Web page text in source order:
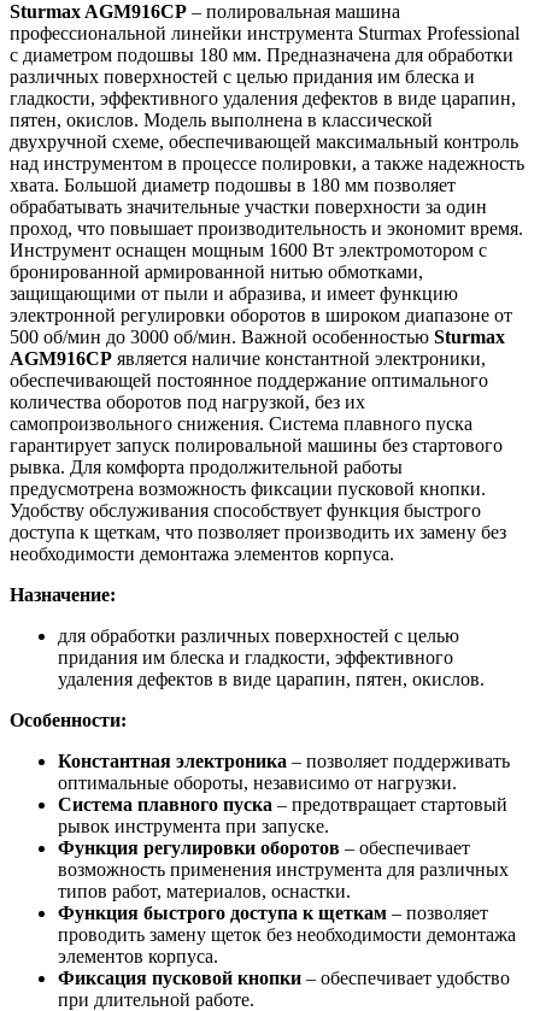
Sturmax AGM916CP – полировальная машина
профессиональной линейки инструмента Sturmax Professional
с диаметром подошвы 180 мм. Предназначена для обработки
различных поверхностей с целью придания им блеска и
гладкости, эффективного удаления дефектов в виде царапин,
пятен, окислов. Модель выполнена в классической
двухручной схеме, обеспечивающей максимальный контроль
над инструментом в процессе полировки, а также надежность
хвата. Большой диаметр подошвы в 180 мм позволяет
обрабатывать значительные участки поверхности за один
проход, что повышает производительность и экономит время.
Инструмент оснащен мощным 1600 Вт электромотором с
бронированной армированной нитью обмотками,
защищающими от пыли и абразива, и имеет функцию
электронной регулировки оборотов в широком диапазоне от
500 об/мин до 3000 об/мин. Важной особенностью Sturmax
AGM916CP является наличие константной электроники,
обеспечивающей постоянное поддержание оптимального
количества оборотов под нагрузкой, без их
самопроизвольного снижения. Система плавного пуска
гарантирует запуск полировальной машины без стартового
рывка. Для комфорта продолжительной работы
предусмотрена возможность фиксации пусковой кнопки.
Удобству обслуживания способствует функция быстрого
доступа к щеткам, что позволяет производить их замену без
необходимости демонтажа элементов корпуса.
Назначение:
для обработки различных поверхностей с целью
придания им блеска и гладкости, эффективного
удаления дефектов в виде царапин, пятен, окислов.
Особенности:
Константная электроника – позволяет поддерживать
оптимальные обороты, независимо от нагрузки.
Система плавного пуска – предотвращает стартовый
рывок инструмента при запуске.
Функция регулировки оборотов – обеспечивает
возможность применения инструмента для различных
типов работ, материалов, оснастки.
Функция быстрого доступа к щеткам – позволяет
проводить замену щеток без необходимости демонтажа
элементов корпуса.
Фиксация пусковой кнопки – обеспечивает удобство
при длительной работе.